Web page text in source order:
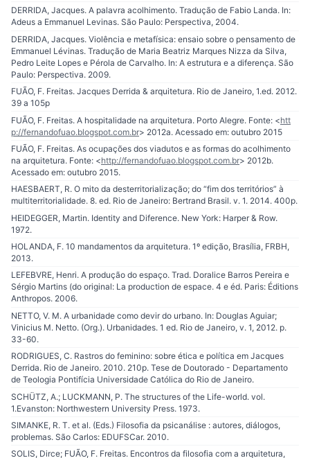
DERRIDA, Jacques. A palavra acolhimento. Tradução de Fabio Landa. In:
Adeus a Emmanuel Levinas. São Paulo: Perspectiva, 2004.
DERRIDA, Jacques. Violência e metafísica: ensaio sobre o pensamento de
Emmanuel Lévinas. Tradução de Maria Beatriz Marques Nizza da Silva,
Pedro Leite Lopes e Pérola de Carvalho. In: A estrutura e a diferença. São
Paulo: Perspectiva. 2009.
FUÃO, F. Freitas. Jacques Derrida & arquitetura. Rio de Janeiro, 1.ed. 2012.
39 a 105p
FUÃO, F. Freitas. A hospitalidade na arquitetura. Porto Alegre. Fonte: <htt
p://fernandofuao.blogspot.com.br> 2012a. Acessado em: outubro 2015
FUÃO, F. Freitas. As ocupações dos viadutos e as formas do acolhimento
na arquitetura. Fonte: <http://fernandofuao.blogspot.com.br> 2012b.
Acessado em: outubro 2015.
HAESBAERT, R. O mito da desterritorialização; do “fim dos territórios” à
multiterritorialidade. 8. ed. Rio de Janeiro: Bertrand Brasil. v. 1. 2014. 400p.
HEIDEGGER, Martin. Identity and Diference. New York: Harper & Row.
1972.
HOLANDA, F. 10 mandamentos da arquitetura. 1º edição, Brasília, FRBH,
2013.
LEFEBVRE, Henri. A produção do espaço. Trad. Doralice Barros Pereira e
Sérgio Martins (do original: La production de espace. 4 e éd. Paris: Éditions
Anthropos. 2006.
NETTO, V. M. A urbanidade como devir do urbano. In: Douglas Aguiar;
Vinicius M. Netto. (Org.). Urbanidades. 1 ed. Rio de Janeiro, v. 1, 2012. p.
33-60.
RODRIGUES, C. Rastros do feminino: sobre ética e política em Jacques
Derrida. Rio de Janeiro. 2010. 210p. Tese de Doutorado - Departamento
de Teologia Pontifícia Universidade Católica do Rio de Janeiro.
SCHÜTZ, A.; LUCKMANN, P. The structures of the Life-world. vol.
1.Evanston: Northwestern University Press. 1973.
SIMANKE, R. T. et al. (Eds.) Filosofia da psicanálise : autores, diálogos,
problemas. São Carlos: EDUFSCar. 2010.
SOLIS, Dirce; FUÃO, F. Freitas. Encontros da filosofia com a arquitetura,